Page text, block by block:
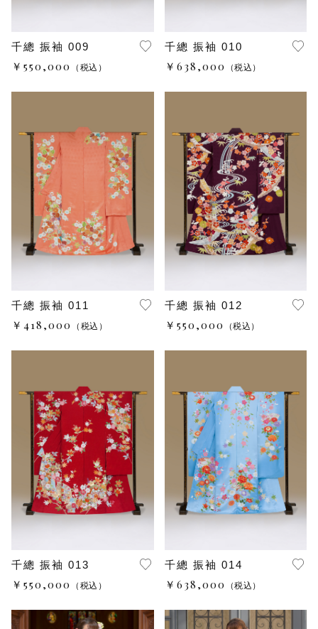
千總 振袖 009
￥550,000 （税込）
千總 振袖 010
￥638,000 （税込）
千總 振袖 011
￥418,000 （税込）
千總 振袖 012
￥550,000 （税込）
千總 振袖 013
￥550,000 （税込）
千總 振袖 014
￥638,000 （税込）